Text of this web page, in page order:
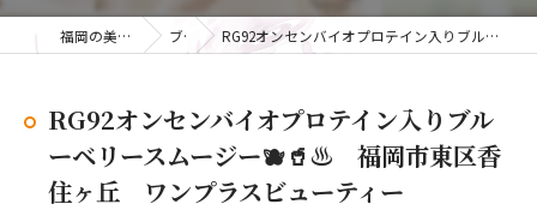
福岡の美容ならONE+BEAUTY ブログ RG92オンセンバイオプロテイン入りブルーベリースムージー🫐🥤♨️ 福岡市東区香住ヶ丘 ワンプラスビューティー
RG92オンセンバイオプロテイン入りブル
ーベリースムージー🫐🥤♨️ 福岡市東区香
住ヶ丘 ワンプラスビューティー